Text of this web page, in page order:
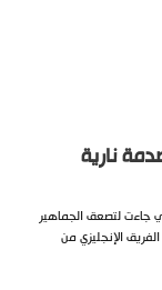
جاءت لتصعق الجماهير
الإنجليزي من